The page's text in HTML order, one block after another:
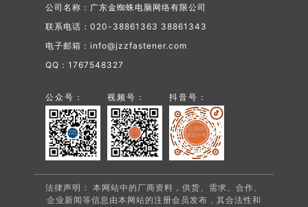
公司名称：广东金蜘蛛电脑网络有限公司
联系电话：020-38861363 38861343
电子邮箱：info@jzzfastener.com
QQ：1767548327
公众号： 视频号： 抖音号：
法律声明： 本网站中的厂商资料，供货、需求、合作、
企业新闻等信息由本网站的注册会员发布，其合法性和